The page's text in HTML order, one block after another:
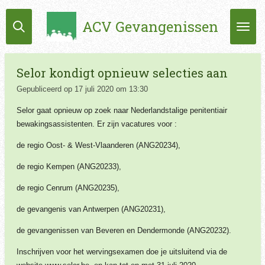
Ga
direct
de
hoofdinhoud
ACV Gevangenissen
Selor kondigt opnieuw selecties aan
Gepubliceerd op 17 juli 2020 om 13:30
Selor gaat opnieuw op zoek naar Nederlandstalige penitentiair
bewakingsassistenten. Er zijn vacatures voor :
de regio Oost- & West-Vlaanderen (ANG20234),
de regio Kempen (ANG20233),
de regio Cenrum (ANG20235),
de gevangenis van Antwerpen (ANG20231),
de gevangenissen van Beveren en Dendermonde (ANG20232).
Inschrijven voor het wervingsexamen doe je uitsluitend via de